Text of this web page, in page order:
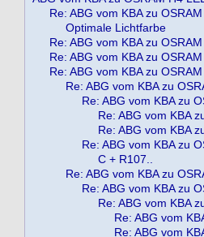
Re: ABG vom KBA zu
Optimale Lichtfarbe
Re: ABG vom KBA zu
Re: ABG vom KBA zu
Re: ABG vom KBA zu
Re: ABG vom KBA zu
Re: ABG vom KBA zu
Re: ABG vom KBA
Re: ABG vom KBA
Re: ABG vom KBA zu
C + R107..
Re: ABG vom KBA zu
Re: ABG vom KBA zu
Re: ABG vom KBA
Re: ABG vom
Re: ABG vom